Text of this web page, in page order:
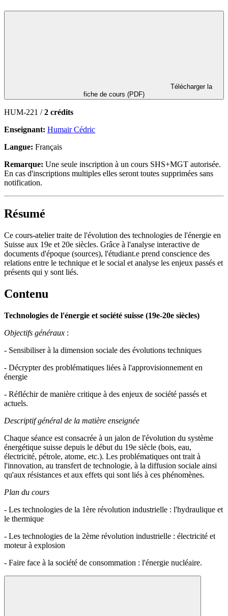
fiche de cours (PDF)
HUM-221 /2 crédits
Enseignant: Humair Cédric
Langue: Français
Remarque: Une seule inscription à un cours SHS+MGT autorisée.
En cas d'inscriptions multiples elles seront toutes supprimées sans
notification.
Résumé
Ce cours-atelier traite de l'évolution des technologies de l'énergie en
Suisse aux 19e et 20e siècles. Grâce à l'analyse interactive de
documents d'époque (sources), l'étudiant.e prend conscience des
relations entre le technique et le social et analyse les enjeux passés et
présents qui y sont liés.
Contenu
Technologies de l'énergie et société suisse (19e-20e siècles)
Objectifs généraux :
- Sensibiliser à la dimension sociale des évolutions techniques
- Décrypter des problématiques liées à l'approvisionnement en
énergie
- Réfléchir de manière critique à des enjeux de société passés et
actuels.
Descriptif général de la matière enseignée
Chaque séance est consacrée à un jalon de l'évolution du système
énergétique suisse depuis le début du 19e siècle (bois, eau,
électricité, pétrole, atome, etc.). Les problématiques ont trait à
l'innovation, au transfert de technologie, à la diffusion sociale ainsi
qu'aux résistances et aux effets qui sont liés à ces phénomènes.
Plan du cours
- Les technologies de la 1ère révolution industrielle : l'hydraulique et
le thermique
- Les technologies de la 2ème révolution industrielle : électricité et
moteur à explosion
- Faire face à la société de consommation : l'énergie nucléaire.